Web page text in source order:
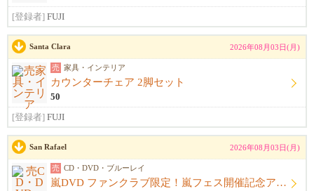
[登録者] FUJI
Santa Clara 2026年08月03日(月)
売 家具・インテリア
カウンターチェア 2脚セット
50
[登録者] FUJI
San Rafael 2026年08月03日(月)
売 CD・DVD・ブルーレイ
嵐DVD ファンクラブ限定！嵐フェス開催記念アルバム ウラ嵐マニア CD４枚組